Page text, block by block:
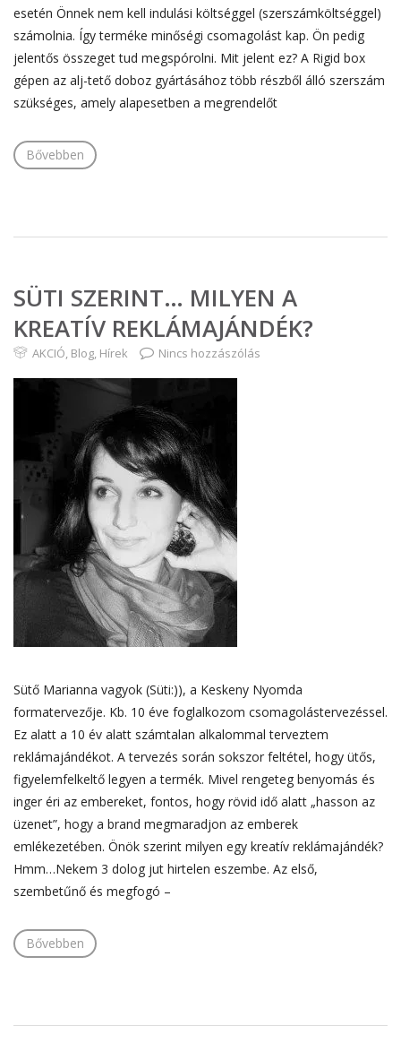
esetén Önnek nem kell indulási költséggel (szerszámköltséggel)
számolnia. Így terméke minőségi csomagolást kap. Ön pedig
jelentős összeget tud megspórolni. Mit jelent ez? A Rigid box
gépen az alj-tető doboz gyártásához több részből álló szerszám
szükséges, amely alapesetben a megrendelőt
Bővebben
SÜTI SZERINT… MILYEN A
KREATÍV REKLÁMAJÁNDÉK?
AKCIÓ, Blog, Hírek Nincs hozzászólás
Sütő Marianna vagyok (Süti:)), a Keskeny Nyomda
formatervezője. Kb. 10 éve foglalkozom csomagolástervezéssel.
Ez alatt a 10 év alatt számtalan alkalommal terveztem
reklámajándékot. A tervezés során sokszor feltétel, hogy ütős,
figyelemfelkeltő legyen a termék. Mivel rengeteg benyomás és
inger éri az embereket, fontos, hogy rövid idő alatt „hasson az
üzenet”, hogy a brand megmaradjon az emberek
emlékezetében. Önök szerint milyen egy kreatív reklámajándék?
Hmm…Nekem 3 dolog jut hirtelen eszembe. Az első,
szembetűnő és megfogó –
Bővebben